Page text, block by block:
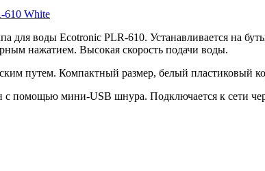
610 White
для воды Ecotronic PLR-610. Устанавливается на
нажатием. Высокая скорость подачи воды.
путем. Компактный размер, белый пластиковый
с помощью мини-USB шнура. Подключается к сети